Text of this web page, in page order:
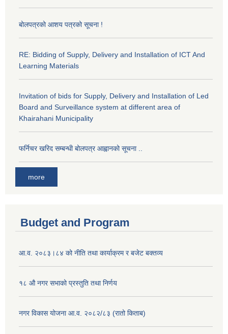
बोलपत्रको आशय पत्रको सूचना !
RE: Bidding of Supply, Delivery and Installation of ICT And
Learning Materials
Invitation of bids for Supply, Delivery and Installation of Led
Board and Surveillance system at different area of
Khairahani Municipality
फर्निचर खरिद सम्बन्धी बोलपत्र आह्वानको सूचना ..
more
Budget and Program
आ.व. २०८३।८४ को नीति तथा कार्याक्रम र बजेट बक्तव्य
१८ औ नगर सभाको प्रस्तुति तथा निर्णय
नगर विकास योजना आ.व. २०८२/८३ (रातो किताब)